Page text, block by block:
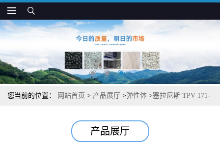
您当前的位置： 网站首页 > 产品展厅 >弹性体 >塞拉尼斯 TPV 171-
产品展厅